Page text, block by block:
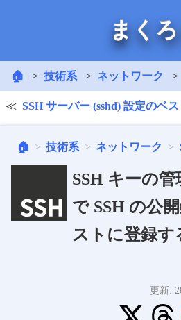
まく
🏠 技術系 ネットワーク
SSH サーバー (sshd) 設定のベ
🏠 技術系 ネットワーク
SSH キーの管
で SSH の公
ストに登録す
更新: